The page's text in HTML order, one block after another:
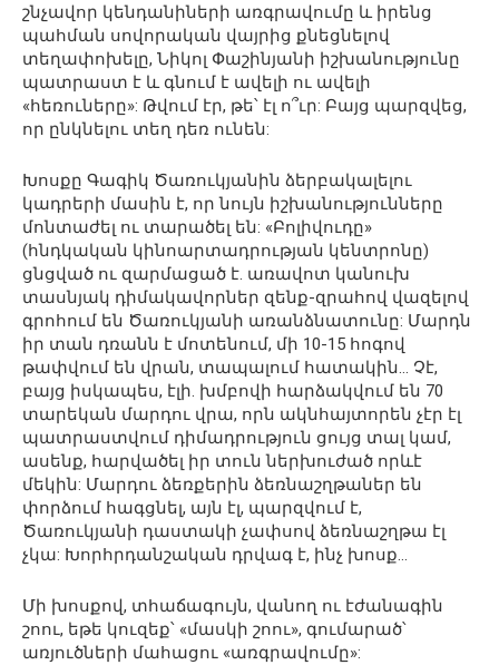
շնչավոր կենդանիների առգրավումը և իրենց
պահման սովորական վայրից քնեցնելով
տեղափոխելը, Նիկոլ Փաշինյանի իշխանությունը
պատրաստ է և գնում է ավելի ու ավելի
«հեռուները»: Թվում էր, թե՝ էլ ո՞ւր: Բայց պարզվեց,
որ ընկնելու տեղ դեռ ունեն:
Խոսքը Գագիկ Ծառուկյանին ձերբակալելու
կադրերի մասին է, որ նույն իշխանությունները
մոնտաժել ու տարածել են: «Բոլիվուդը»
(հնդկական կինոարտադրության կենտրոնը)
ցնցված ու զարմացած է. առավոտ կանուխ
տասնյակ դիմակավորներ զենք-զրահով վազելով
գրոհում են Ծառուկյանի առանձնատունը: Մարդն
իր տան դռանն է մոտենում, մի 10-15 հոգով
թափվում են վրան, տապալում հատակին… Չէ,
բայց իսկապես, էլի. խմբովի հարձակվում են 70
տարեկան մարդու վրա, որն ակնհայտորեն չէր էլ
պատրաստվում դիմադրություն ցույց տալ կամ,
ասենք, հարվածել իր տուն ներխուժած որևէ
մեկին: Մարդու ձեռքերին ձեռնաշղթաներ են
փորձում հագցնել, այն էլ, պարզվում է,
Ծառուկյանի դաստակի չափսով ձեռնաշղթա էլ
չկա: Խորհրդանշական դրվագ է, ինչ խոսք…
Մի խոսքով, տհաճագույն, վանող ու էժանագին
շոու, եթե կուզեք՝ «մասկի շոու», գումարած՝
առյուծների մահացու «առգրավումը»: